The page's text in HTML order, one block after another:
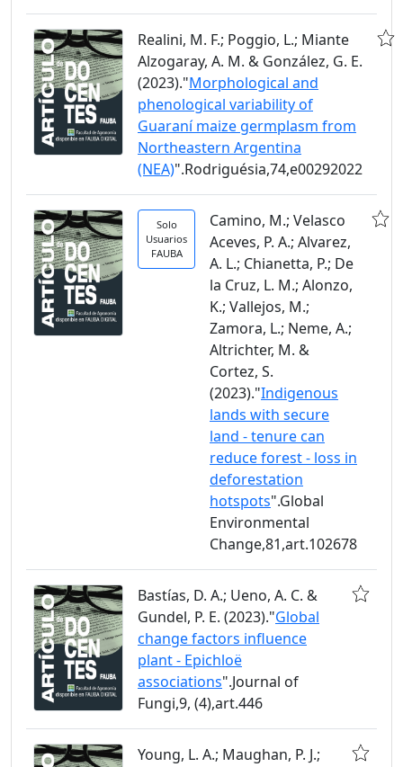
Realini, M. F.; Poggio, L.; Miante
Alzogaray, A. M. & González, G. E.
(2023)."Morphological and
phenological variability of
Guaraní maize germplasm from
Northeastern Argentina
(NEA)".Rodriguésia,74,e00292022
Solo
Usuarios
FAUBA
Camino, M.; Velasco
Aceves, P. A.; Alvarez,
A. L.; Chianetta, P.; De
la Cruz, L. M.; Alonzo,
K.; Vallejos, M.;
Zamora, L.; Neme, A.;
Altrichter, M. &
Cortez, S.
(2023)."Indigenous
lands with secure
land - tenure can
reduce forest - loss in
deforestation
hotspots".Global
Environmental
Change,81,art.102678
Bastías, D. A.; Ueno, A. C. &
Gundel, P. E. (2023)."Global
change factors influence
plant - Epichloë
associations".Journal of
Fungi,9, (4),art.446
Young, L. A.; Maughan, P. J.;